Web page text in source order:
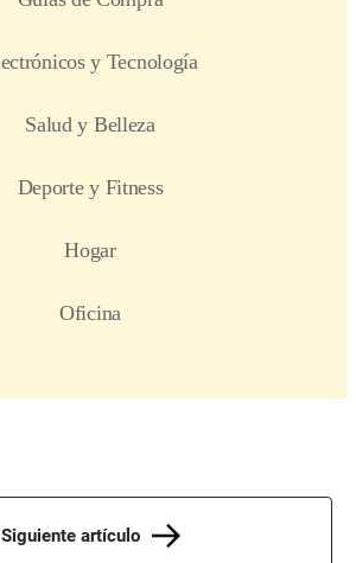
Siguiente artículo